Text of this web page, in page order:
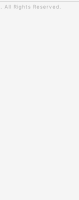
All Rights Reserved.